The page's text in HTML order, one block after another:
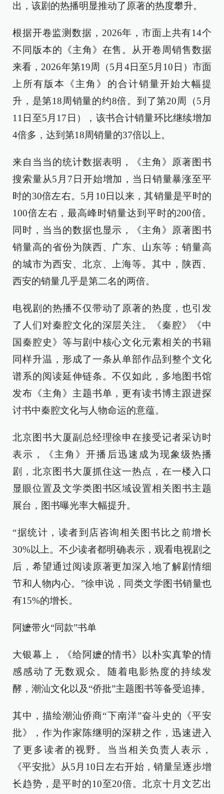
出，该剧的热播明显推动了原著的热度攀升。
根据开卷监测数据，2026年，市面上共有14个
不同版本的《主角》在售。从开卷周销售数据
来看，2026年第19周（5月4日至5月10日）市面
上所有版本《主角》的合计销量开始大幅提
升，是第18周销量的约8倍。到了第20周（5月
11日至5月17日），该书合计销量环比继续增加
4倍多，达到第18周销量的37倍以上。
来自当当的统计数据表明，《主角》原著图书
搜索量从5月7日开始增加，当日销量暴涨至平
时的30倍左右。5月10日以来，其销量是平时的
100倍左右，最高峰时销量达到平时的200倍。
同时，当当的数据也显示，《主角》原著图书
销量高的省份为陕西、广东、山东等；销量高
的城市为西安、北京、上海等。其中，陕西、
西安的销量几乎是第二名的两倍。
电视剧的热播不仅带动了原著的热度，也引发
了人们对秦腔文化的深层关注。《秦腔》《中
国秦腔史》等与剧中核心文化元素相关的书籍
同样升温，形成了一条从单部作品到整个文化
谱系的阅读延伸链条。不仅如此，多地图书馆
发布《主角》主题书单，更有读书博主跟进探
讨书中秦腔文化与人物命运的意蕴。
北京图书大厦副总经理徐申在接受记者采访时
表示，《主角》开播后迅速成为现象级热播
剧，北京图书大厦抓住这一热点，在一楼入口
显眼位置及文学类图书区域设置相关图书主题
展台，图书曝光率大幅提升。
“据统计，读者到店咨询相关图书比之前增长
30%以上。不少读者都明确表示，观看电视剧之
后，希望通过阅读原著更加深入地了解剧情细
节和人物内心。”徐申说，同类文学图书销量也
有15%的增长。
阿嬷带火“同款”书单
大银幕上，《给阿嬷的情书》以朴实真挚的情
感感动了无数观众。随着电影热度的持续发
酵，潮汕文化以及“侨批”主题图书等备受追捧。
其中，描绘潮汕侨商“下南洋”奋斗史的《平安
批》，作为作家陈继明的深耕之作，迅速进入
了更多读者的视野。当当相关负责人表示，
《平安批》从5月10日左右开始，销量呈逐步增
长趋势，是平时的10至20倍。北京十月文艺出